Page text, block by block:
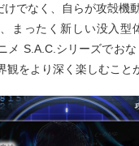
けでなく、自らが攻殻機
、まったく新しい没入型
メ S.A.C.シリーズでお
観をより深く楽しむこと